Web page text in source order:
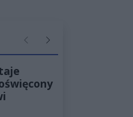
PoprzednieNastępne